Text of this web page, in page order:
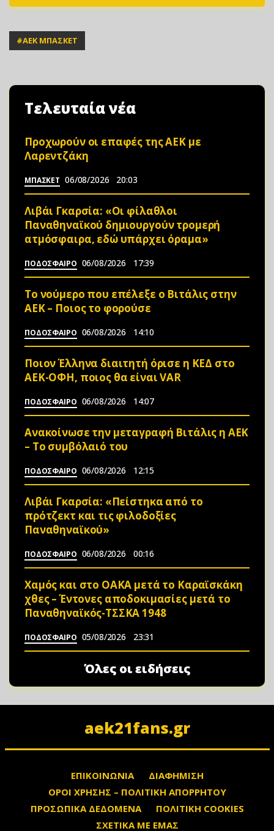
#ΑΕΚ ΜΠΑΣΚΕΤ
Τελευταία νέα
Προχωρούν οι επαφές της ΑΕΚ με
Λαρεντζάκη
ΜΠΑΣΚΕΤ 06/08/2026 20:03
Λιβάι Γκαρσία: «Οι φίλαθλοι
Παναθηναϊκού δημιουργούν τρομερή
ατμόσφαιρα, εδώ υπάρχει όραμα»
ΠΟΔΟΣΦΑΙΡΟ 06/08/2026 17:39
Το νούμερο που επέλεξε ο Βιτάλις στην
ΑΕΚ – Ποιος το φορούσε
ΠΟΔΟΣΦΑΙΡΟ 06/08/2026 14:10
Ποιον Έλληνα διαιτητή όρισε η ΚΕΔ στο
ΑΕΚ-ΟΦΗ, ποιος θα είναι VAR
ΠΟΔΟΣΦΑΙΡΟ 06/08/2026 14:07
Ανακοίνωσε την μεταγραφή Βιτάλις η ΑΕΚ
– Το συμβόλαιό του
ΠΟΔΟΣΦΑΙΡΟ 06/08/2026 12:15
Λιβάι Γκαρσία: «Πείστηκα από το
πρότζεκτ και τις φιλοδοξίες
Παναθηναϊκού»
ΠΟΔΟΣΦΑΙΡΟ 06/08/2026 00:16
Χαμός και στο ΟΑΚΑ μετά το Καραϊσκάκη
χθες – Έντονες αποδοκιμασίες μετά το
Παναθηναϊκός-ΤΣΣΚΑ 1948
ΠΟΔΟΣΦΑΙΡΟ 05/08/2026 23:31
Όλες οι ειδήσεις
aek21fans.gr
ΕΠΙΚΟΙΝΩΝΙΑ
ΔΙΑΦΗΜΙΣΗ
ΟΡΟΙ ΧΡΗΣΗΣ – ΠΟΛΙΤΙΚΗ ΑΠΟΡΡΗΤΟΥ
ΠΡΟΣΩΠΙΚΑ ΔΕΔΟΜΕΝΑ
ΠΟΛΙΤΙΚΗ COOKIES
ΣΧΕΤΙΚΑ ΜΕ ΕΜΑΣ